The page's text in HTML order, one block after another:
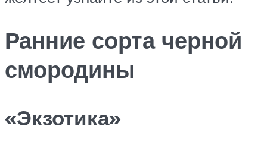
Ранние сорта черной
смородины
«Экзотика»